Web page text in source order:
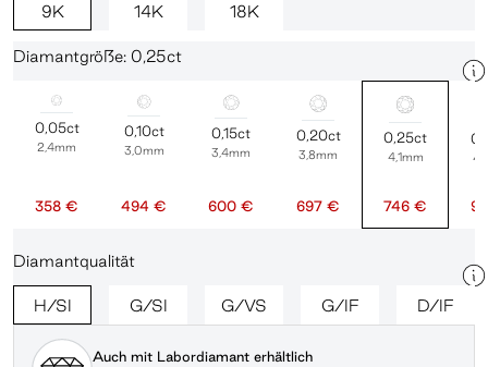
9K 14K 18K
Diamantgröße: 0,25ct
0,05ct
2,4mm
358 €
0,10ct
3,0mm
494 €
0,15ct
3,4mm
600 €
0,20ct
3,8mm
697 €
0,25ct
4,1mm
746 €
Diamantqualität
H/SI G/SI G/VS G/IF D/IF
Auch mit Labordiamant erhältlich